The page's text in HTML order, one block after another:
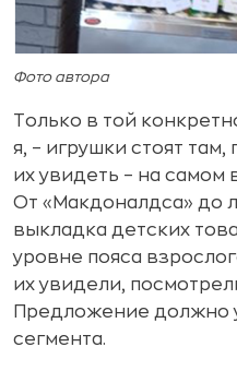
Фото автора
Только в той
я, – игрушки стоят
их увидеть – на самом
От «Макдоналдса» до
выкладка детских
уровне пояса
их увидели,
Предложение должно
сегмента.